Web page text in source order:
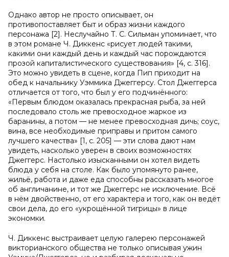
Однако автор не просто описывает, он
противопоставляет быт и образ жизни каждого
персонажа [2]. Неслучайно Т. С. Сильман упоминает, что
в этом романе Ч. Диккенс «рисует людей такими,
какими они каждый день и каждый час порождаются
прозой капиталистического существования» [4, с. 316].
Это можно увидеть в сцене, когда Пип приходит на
обед к начальнику Уэммика Джеггерсу. Стол Джеггерса
отличается от того, что был у его подчинённого:
«Первым блюдом оказалась прекрасная рыба, за ней
последовало столь же превосходное жаркое из
баранины, а потом — не менее превосходная дичь; соус,
вина, все необходимые приправы и притом самого
лучшего качества» [1, с. 205] — эти слова дают нам
увидеть, насколько уверен в своих возможностях
Джеггерс. Настолько изысканными он хотел видеть
блюда у себя на столе. Как было упомянуто ранее,
жильё, работа и даже еда способны рассказать многое
об англичанине, и тот же Джеггерс не исключение. Всё
в нём двойственно, от его характера и того, как он ведёт
свои дела, до его «укрощённой тигрицы» в лице
экономки.
Ч. Диккенс выстраивает целую галерею персонажей
викторианского общества не только описывая ужин